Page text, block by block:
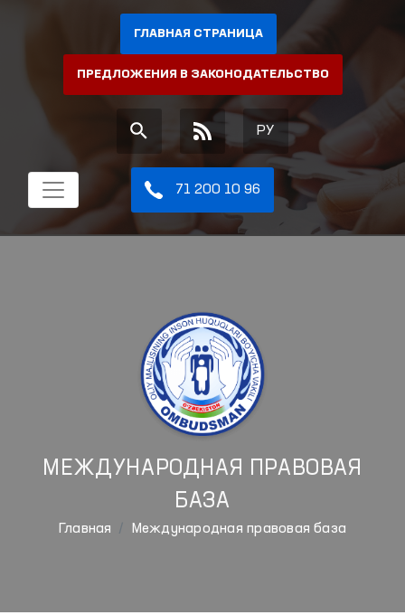
ГЛАВНАЯ СТРАНИЦА
ПРЕДЛОЖЕНИЯ В ЗАКОНОДАТЕЛЬСТВО
РУ
71 200 10 96
МЕЖДУНАРОДНАЯ ПРАВОВАЯ
БАЗА
Главная Международная правовая база